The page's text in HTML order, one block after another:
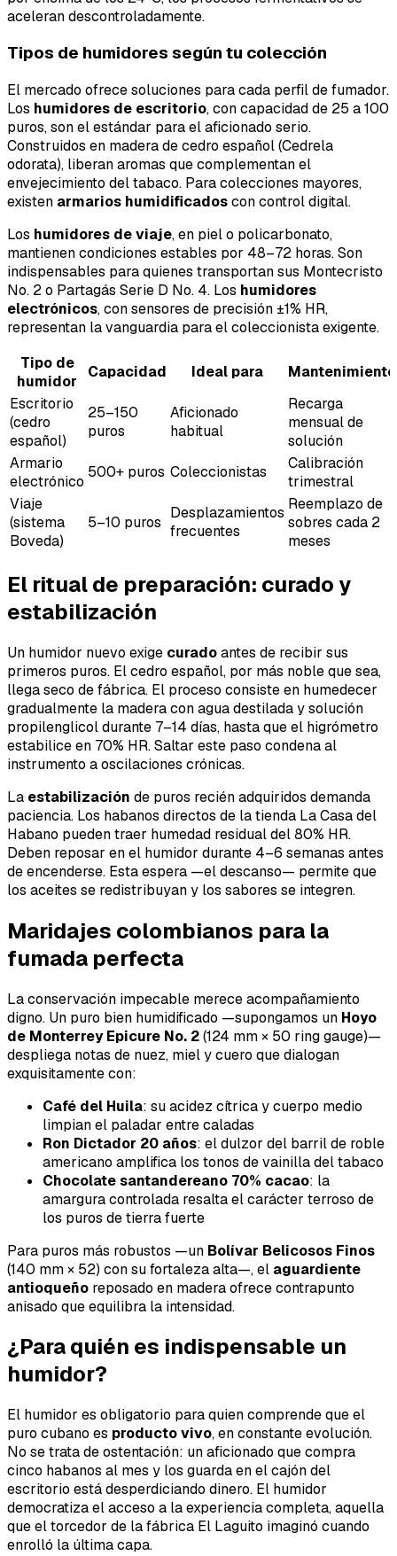
aceleran descontroladamente.
Tipos de humidores según tu colección
El mercado ofrece soluciones para cada perfil de fumador.
Los humidores de escritorio, con capacidad de 25 a 100
puros, son el estándar para el aficionado serio.
Construidos en madera de cedro español (Cedrela
odorata), liberan aromas que complementan el
envejecimiento del tabaco. Para colecciones mayores,
existen armarios humidificadoscon control digital.
Los humidores de viaje, en piel o policarbonato,
mantienen condiciones estables por 48–72 horas. Son
indispensables para quienes transportan sus Montecristo
No. 2 o Partagás Serie D No. 4. Los humidores
electrónicos, con sensores de precisión ±1% HR,
representan la vanguardia para el coleccionista exigente.
Tipo de
humidor
Capacidad Ideal para
Mantenimiento
Escritorio
(cedro
español)
25–150
puros
Aficionado
habitual
Recarga
mensual de
solución
Armario
electrónico
500+ puros Coleccionistas
Calibración
trimestral
Viaje
(sistema
Boveda)
5–10 puros
Desplazamientos
frecuentes
Reemplazo de
sobres cada 2
meses
El ritual de preparación: curado y
estabilización
Un humidor nuevo exige curadoantes de recibir sus
primeros puros. El cedro español, por más noble que sea,
llega seco de fábrica. El proceso consiste en humedecer
gradualmente la madera con agua destilada y solución
propilenglicol durante 7–14 días, hasta que el higrómetro
estabilice en 70% HR. Saltar este paso condena al
instrumento a oscilaciones crónicas.
La estabilización de puros recién adquiridos demanda
paciencia. Los habanos directos de la tienda La Casa del
Habano pueden traer humedad residual del 80% HR.
Deben reposar en el humidor durante 4–6 semanas antes
de encenderse. Esta espera —eldescanso— permite que
los aceites se redistribuyan y los sabores se integren.
Maridajes colombianos para la
fumada perfecta
La conservación impecable merece acompañamiento
digno. Un puro bien humidificado —supongamos un Hoyo
de Monterrey Epicure No. 2(124 mm × 50 ring gauge)—
despliega notas de nuez, miel y cuero que dialogan
exquisitamente con:
Café del Huila: su acidez cítrica y cuerpo medio
limpian el paladar entre caladas
Ron Dictador 20 años: el dulzor del barril de roble
americano amplifica los tonos de vainilla del tabaco
Chocolate santandereano 70% cacao: la
amargura controlada resalta el carácter terroso de
los puros de tierra fuerte
Para puros más robustos —un Bolívar Belicosos Finos
(140 mm × 52) con su fortaleza alta—, el aguardiente
antioqueño reposado en madera ofrece contrapunto
anisado que equilibra la intensidad.
¿Para quién es indispensable un
humidor?
El humidor es obligatorio para quien comprende que el
puro cubano es producto vivo, en constante evolución.
No se trata de ostentación: un aficionado que compra
cinco habanos al mes y los guarda en el cajón del
escritorio está desperdiciando dinero. El humidor
democratiza el acceso a la experiencia completa, aquella
que el torcedor de la fábrica El Laguito imaginó cuando
enrolló la última capa.